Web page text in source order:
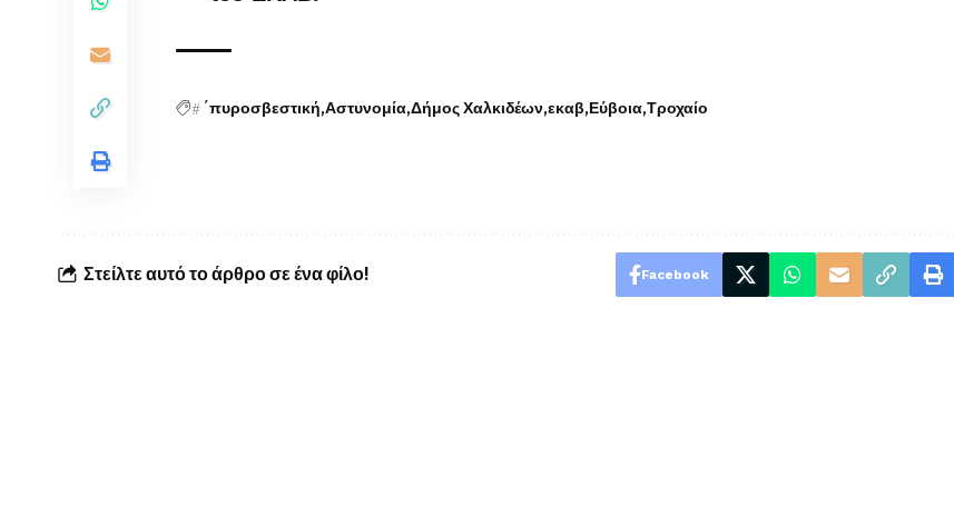
# ΄πυροσβεστική Αστυνομία Δήμος Χαλκιδέων εκαβ Εύβοια Τροχαίο
Στείλτε αυτό το άρθρο σε ένα φίλο! Facebook